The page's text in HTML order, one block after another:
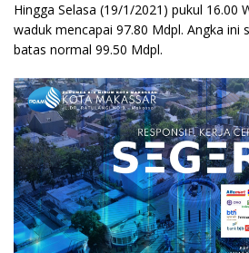
Hingga Selasa (19/1/2021) pukul 16.00
waduk mencapai 97.80 Mdpl. Angka ini
batas normal 99.50 Mdpl.